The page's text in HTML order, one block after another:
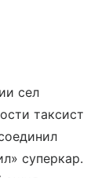
сел
таксист
суперкар.